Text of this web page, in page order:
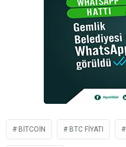
BITCOIN BTC FIYATI